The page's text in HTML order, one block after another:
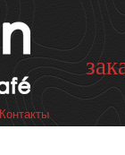
Контакты